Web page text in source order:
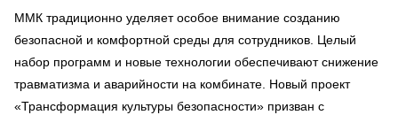
ММК традиционно уделяет особое внимание созданию
безопасной и комфортной среды для сотрудников. Целый
набор программ и новые технологии обеспечивают снижение
травматизма и аварийности на комбинате. Новый проект
«Трансформация культуры безопасности» призван с